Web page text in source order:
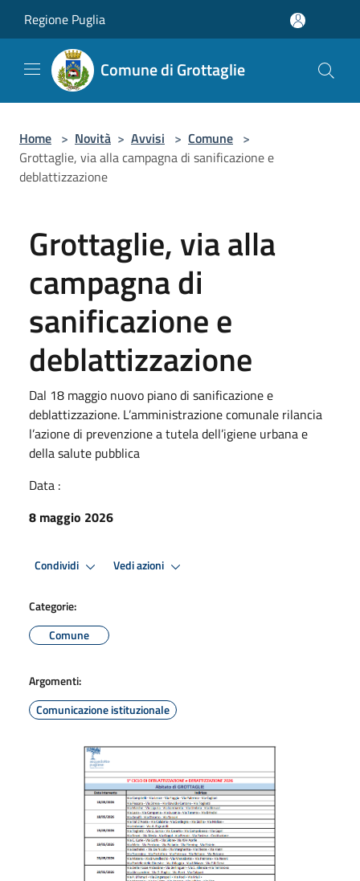
Regione Puglia
Comune di Grottaglie
Home > Novità > Avvisi > Comune >
Grottaglie, via alla campagna di sanificazione e
deblattizzazione
Grottaglie, via alla
campagna di
sanificazione e
deblattizzazione
Dal 18 maggio nuovo piano di sanificazione e
deblattizzazione. L’amministrazione comunale rilancia
l’azione di prevenzione a tutela dell’igiene urbana e
della salute pubblica
Data :
8 maggio 2026
Condividi Vedi azioni
Categorie:
Comune
Argomenti:
Comunicazione istituzionale